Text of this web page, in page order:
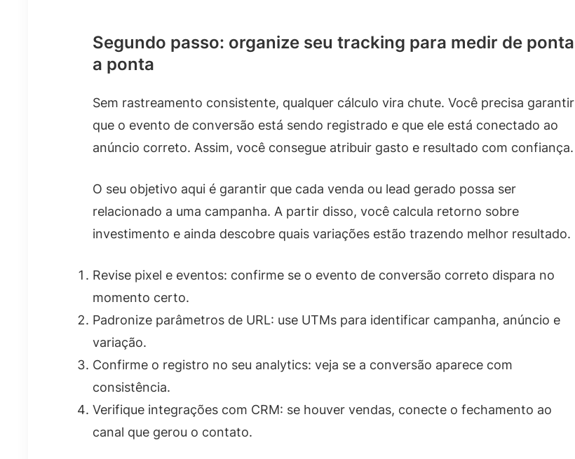
Segundo passo: organize seu tracking para medir de ponta
a ponta
Sem rastreamento consistente, qualquer cálculo vira chute. Você precisa garantir
que o evento de conversão está sendo registrado e que ele está conectado ao
anúncio correto. Assim, você consegue atribuir gasto e resultado com confiança.
O seu objetivo aqui é garantir que cada venda ou lead gerado possa ser
relacionado a uma campanha. A partir disso, você calcula retorno sobre
investimento e ainda descobre quais variações estão trazendo melhor resultado.
Revise pixel e eventos: confirme se o evento de conversão correto dispara no
momento certo.
Padronize parâmetros de URL: use UTMs para identificar campanha, anúncio e
variação.
Confirme o registro no seu analytics: veja se a conversão aparece com
consistência.
Verifique integrações com CRM: se houver vendas, conecte o fechamento ao
canal que gerou o contato.